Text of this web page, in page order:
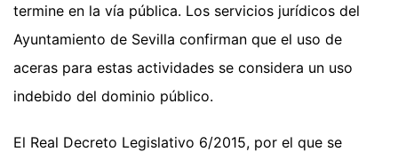
termine en la vía pública. Los servicios jurídicos del
Ayuntamiento de Sevilla confirman que el uso de
aceras para estas actividades se considera un uso
indebido del dominio público.
El Real Decreto Legislativo 6/2015, por el que se